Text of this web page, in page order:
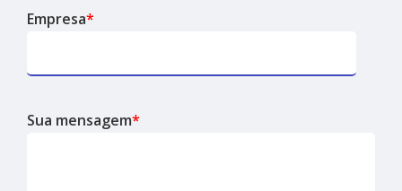
Empresa*
Sua mensagem*